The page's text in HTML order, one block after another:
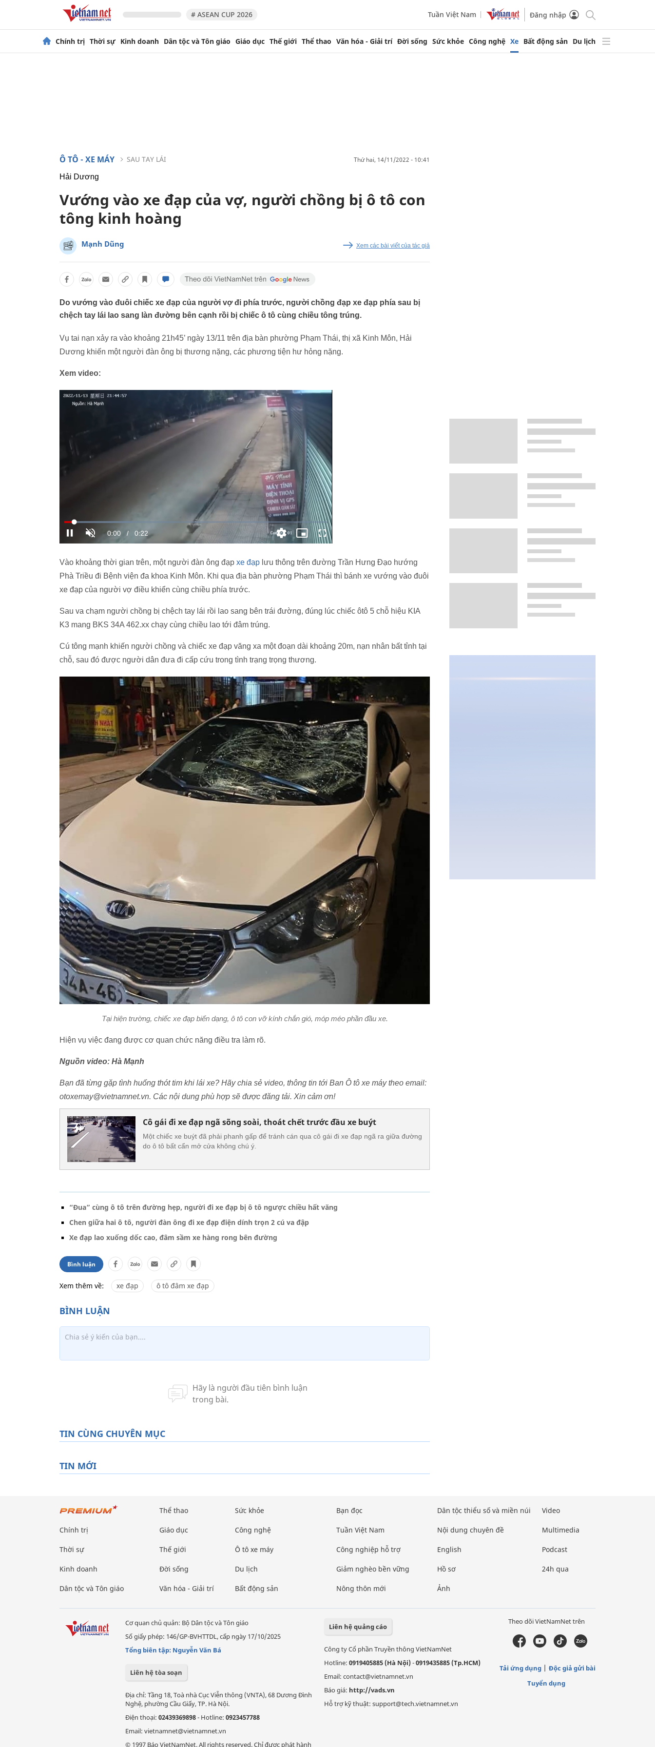
# ASEAN CUP 2026 Tuần Việt Nam Đăng nhập
Chính trị Thời sự Kinh doanh Dân tộc và Tôn giáo Giáo dục Thế giới Thể thao Văn hóa - Giải trí Đời sống Sức khỏe Công nghệ Xe Bất động sản Du lịch
Ô TÔ - XE MÁY SAU TAY LÁI thứ hai, 14/11/2022 - 10:41
Hải Dương
Vướng vào xe đạp của vợ, người chồng bị ô tô con
tông kinh hoàng
Mạnh Dũng Xem các bài viết của tác giả
Do vướng vào đuôi chiếc xe đạp của người vợ đi phía trước, người chồng đạp xe đạp phía sau bị
chệch tay lái lao sang làn đường bên cạnh rồi bị chiếc ô tô cùng chiều tông trúng.
Vụ tai nạn xảy ra vào khoảng 21h45’ ngày 13/11 trên địa bàn phường Phạm Thái, thị xã Kinh Môn, Hải
Dương khiến một người đàn ông bị thương nặng, các phương tiện hư hỏng nặng.
Xem video:
Vào khoảng thời gian trên, một người đàn ông đạp xe đạp lưu thông trên đường Trần Hưng Đạo hướng
Phà Triều đi Bệnh viện đa khoa Kinh Môn. Khi qua địa bàn phường Phạm Thái thì bánh xe vướng vào đuôi
xe đạp của người vợ điều khiển cùng chiều phía trước.
Sau va chạm người chồng bị chệch tay lái rồi lao sang bên trái đường, đúng lúc chiếc ôtô 5 chỗ hiệu KIA
K3 mang BKS 34A 462.xx chạy cùng chiều lao tới đâm trúng.
Cú tông mạnh khiến người chồng và chiếc xe đạp văng xa một đoạn dài khoảng 20m, nạn nhân bất tỉnh tại
chỗ, sau đó được người dân đưa đi cấp cứu trong tình trạng trọng thương.
Tại hiện trường, chiếc xe đạp biến dạng, ô tô con vỡ kính chắn gió, móp méo phần đầu xe.
Hiện vụ việc đang được cơ quan chức năng điều tra làm rõ.
Nguồn video: Hà Mạnh
Bạn đã từng gặp tình huống thót tim khi lái xe? Hãy chia sẻ video, thông tin tới Ban Ô tô xe máy theo email:
otoxemay@vietnamnet.vn. Các nội dung phù hợp sẽ được đăng tải. Xin cảm ơn!
Cô gái đi xe đạp ngã sõng soài, thoát chết trước đầu xe buýt
Một chiếc xe buýt đã phải phanh gấp để tránh cán qua cô gái đi xe đạp ngã ra giữa đường
do ô tô bất cẩn mở cửa không chú ý.
“Đua” cùng ô tô trên đường hẹp, người đi xe đạp bị ô tô ngược chiều hất văng
Chen giữa hai ô tô, người đàn ông đi xe đạp điện dính trọn 2 cú va đập
Xe đạp lao xuống dốc cao, đâm sầm xe hàng rong bên đường
Bình luận
Xem thêm về: xe đạp ô tô đâm xe đạp
TIN CÙNG CHUYÊN MỤC
TIN MỚI
Chính trị
Thời sự
Kinh doanh
Dân tộc và Tôn giáo
Thể thao
Giáo dục
Thế giới
Đời sống
Văn hóa - Giải trí
Sức khỏe
Công nghệ
Ô tô xe máy
Du lịch
Bất động sản
Bạn đọc
Tuần Việt Nam
Công nghiệp hỗ trợ
Giảm nghèo bền vững
Nông thôn mới
Dân tộc thiểu số và miền núi
Nội dung chuyên đề
English
Hồ sơ
Ảnh
Video
Multimedia
Podcast
24h qua
Cơ quan chủ quản: Bộ Dân tộc và Tôn giáo
Số giấy phép: 146/GP-BVHTTDL, cấp ngày 17/10/2025
Tổng biên tập: Nguyễn Văn Bá
Liên hệ tòa soạn
Địa chỉ: Tầng 18, Toà nhà Cục Viễn thông (VNTA), 68 Dương Đình
Nghệ, phường Cầu Giấy, TP. Hà Nội.
Điện thoại: 02439369898- Hotline: 0923457788
Email: vietnamnet@vietnamnet.vn
© 1997 Báo VietNamNet. All rights reserved. Chỉ được phát hành
Liên hệ quảng cáo
Công ty Cổ phần Truyền thông VietNamNet
Hotline: 0919405885 (Hà Nội)-0919435885 (Tp.HCM)
Email: contact@vietnamnet.vn
Báo giá: http://vads.vn
Hỗ trợ kỹ thuật: support@tech.vietnamnet.vn
Theo dõi VietNamNet trên
Tải ứng dụng
Độc giả gửi bài
Tuyển dụng